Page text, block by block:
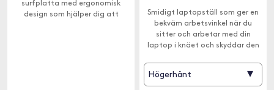
surfplatta med ergonomisk
design som hjälper dig att
Smidigt laptopställ som ger en
bekväm arbetsvinkel när du
sitter och arbetar med din
laptop i knäet och skyddar den
Högerhänt ▾